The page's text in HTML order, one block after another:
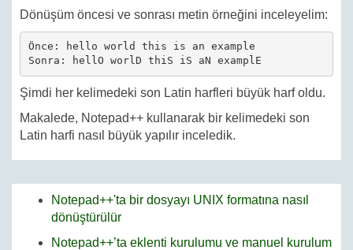
Dönüşüm öncesi ve sonrası metin örneğini inceleyelim:
Önce: hello world this is an example
Şimdi her kelimedeki son Latin harfleri büyük harf oldu.
Makalede, Notepad++ kullanarak bir kelimedeki son
Latin harfi nasıl büyük yapılır inceledik.
Notepad++'ta bir dosyayı UNIX formatına nasıl
dönüştürülür
Notepad++’ta eklenti kurulumu ve manuel kurulum